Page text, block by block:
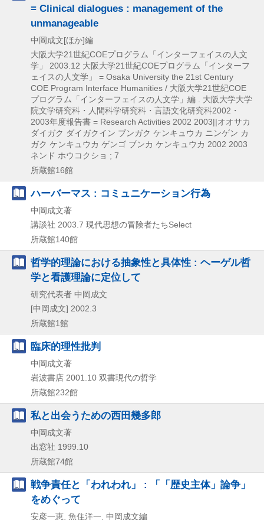
= Clinical dialogues : management of the
unmanageable
中岡成文[ほか]編
大阪大学21世紀COEプログラム「インターフェイスの人文
学」
2003.12 大阪大学21世紀COEプログラム「インターフ
ェイスの人文学」 = Osaka University the 21st Century
COE Program Interface Humanities / 大阪大学21世紀COE
プログラム「インターフェイスの人文学」編 . 大阪大学大学
院文学研究科・人間科学研究科・言語文化研究科2002・
2003年度報告書 = Research Activities 2002 2003||オオサカ
ダイガク ダイガクイン ブンガク ケンキュウカ ニンゲン カ
ガク ケンキュウカ ゲンゴ ブンカ ケンキュウカ 2002 2003
ネンド ホウコクショ ; 7
所蔵館16館
ハーバーマス : コミュニケーション行為
中岡成文著
講談社 2003.7 現代思想の冒険者たちSelect
所蔵館140館
哲学的理論における抽象性と具体性 : ヘーゲル哲
学と看護理論に定位して
研究代表者 中岡成文
[中岡成文] 2002.3
所蔵館1館
臨床的理性批判
中岡成文著
岩波書店 2001.10 双書現代の哲学
所蔵館232館
私と出会うための西田幾多郎
中岡成文著
出窓社 1999.10
所蔵館74館
戦争責任と「われわれ」 : 「「歴史主体」論争」
をめぐって
安彦一恵, 魚住洋一, 中岡成文編